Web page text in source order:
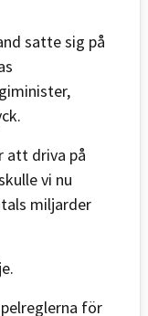
satte sig på
att driva på
vi nu
miljarder
för